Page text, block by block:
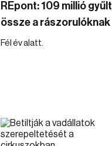
REpont: 109 millió gyűlt
össze a rászorulóknak
Fél év alatt.